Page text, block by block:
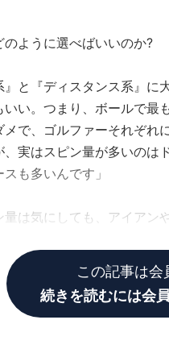
ように選べばいいのか?
』と『ディスタンス系』
い。つまり、ボールで
で、ゴルファーそれぞれ
実はスピン量が多いの
も多いんです」
は気にしても、アイア
この記事は会
続きを読むには会